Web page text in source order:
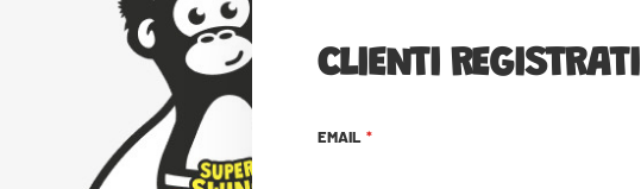
CLIENTI REGISTRATI
EMAIL